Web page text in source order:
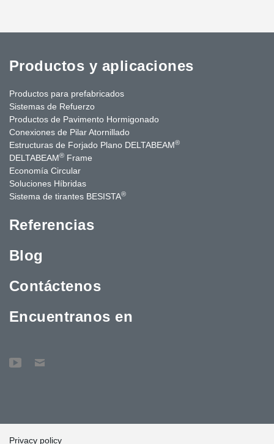
Productos y aplicaciones
Productos para prefabricados
Sistemas de Refuerzo
Productos de Pavimento Hormigonado
Conexiones de Pilar Atornillado
Estructuras de Forjado Plano DELTABEAM®
DELTABEAM® Frame
Economía Circular
Soluciones Híbridas
Sistema de tirantes BESISTA®
Referencias
Blog
Contáctenos
Encuentranos en
Privacy policy